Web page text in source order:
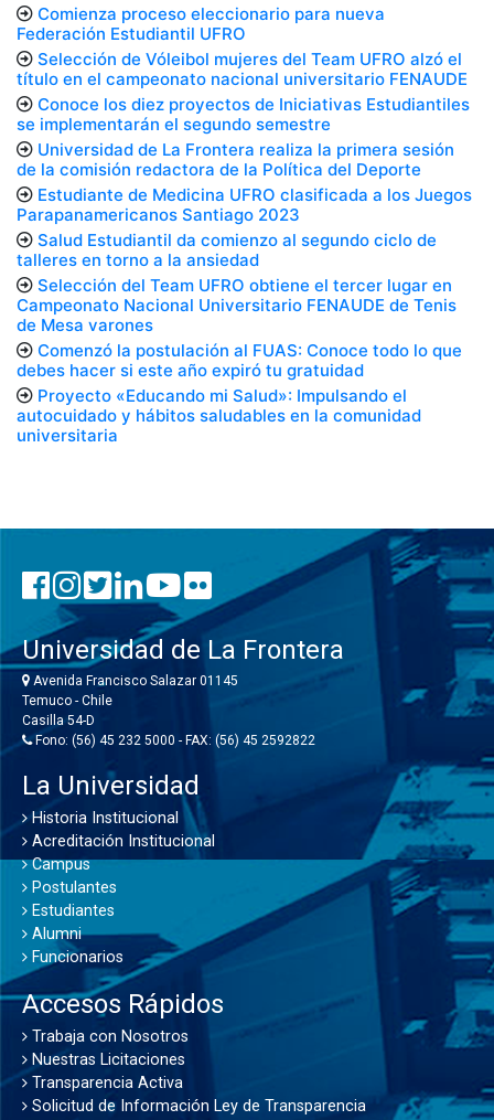
Comienza proceso eleccionario para nueva
Federación Estudiantil UFRO
Selección de Vóleibol mujeres del Team UFRO alzó el
título en el campeonato nacional universitario FENAUDE
Conoce los diez proyectos de Iniciativas Estudiantiles
se implementarán el segundo semestre
Universidad de La Frontera realiza la primera sesión
de la comisión redactora de la Política del Deporte
Estudiante de Medicina UFRO clasificada a los Juegos
Parapanamericanos Santiago 2023
Salud Estudiantil da comienzo al segundo ciclo de
talleres en torno a la ansiedad
Selección del Team UFRO obtiene el tercer lugar en
Campeonato Nacional Universitario FENAUDE de Tenis
de Mesa varones
Comenzó la postulación al FUAS: Conoce todo lo que
debes hacer si este año expiró tu gratuidad
Proyecto «Educando mi Salud»: Impulsando el
autocuidado y hábitos saludables en la comunidad
universitaria
Universidad de La Frontera
Avenida Francisco Salazar 01145
Temuco - Chile
Casilla 54-D
Fono: (56) 45 232 5000 - FAX: (56) 45 2592822
La Universidad
Historia Institucional
Acreditación Institucional
Campus
Postulantes
Estudiantes
Alumni
Funcionarios
Accesos Rápidos
Trabaja con Nosotros
Nuestras Licitaciones
Transparencia Activa
Solicitud de Información Ley de Transparencia